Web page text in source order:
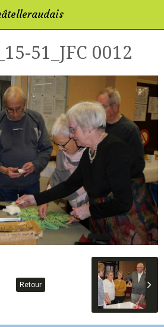
51_JFC 0012
Retour